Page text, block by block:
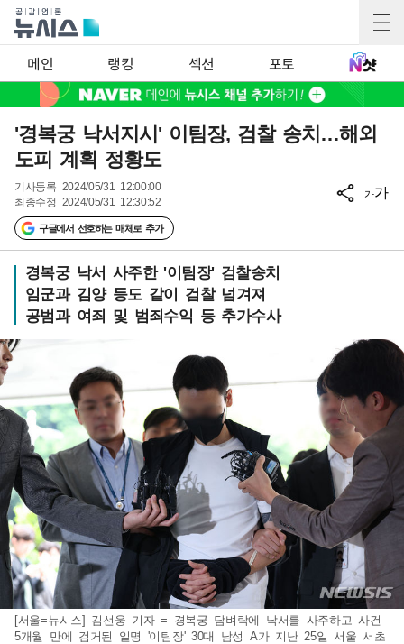
메인 랭킹 섹션 포토
'경복궁 낙서지시' 이팀장, 검찰 송치…해외
도피 계획 정황도
기사등록 2024/05/31 12:00:00
최종수정 2024/05/31 12:30:52
구글에서 선호하는 매체로 추가
가가
경복궁 낙서 사주한 '이팀장' 검찰송치
임군과 김양 등도 같이 검찰 넘겨져
공범과 여죄 및 범죄수익 등 추가수사
[서울=뉴시스] 김선웅 기자 = 경복궁 담벼락에 낙서를 사주하고 사건
5개월 만에 검거된 일명 '이팀장' 30대 남성 A가 지난 25일 서울 서초